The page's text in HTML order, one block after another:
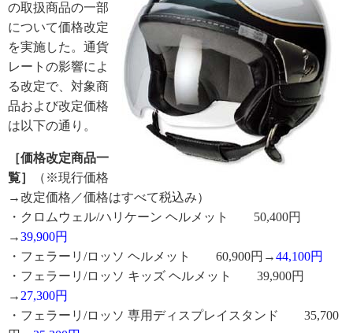
の取扱商品の一部
について価格改定
を実施した。通貨
レートの影響によ
る改定で、対象商
品および改定価格
は以下の通り。
［価格改定商品一
覧］
（※現行価格
→改定価格／価格はすべて税込み）
・クロムウェル/ハリケーン ヘルメット 50,400円
→39,900円
・フェラーリ/ロッソ ヘルメット 60,900円→44,100円
・フェラーリ/ロッソ キッズ ヘルメット 39,900円
→ 27,300円
・フェラーリ/ロッソ 専用ディスプレイスタンド 35,700